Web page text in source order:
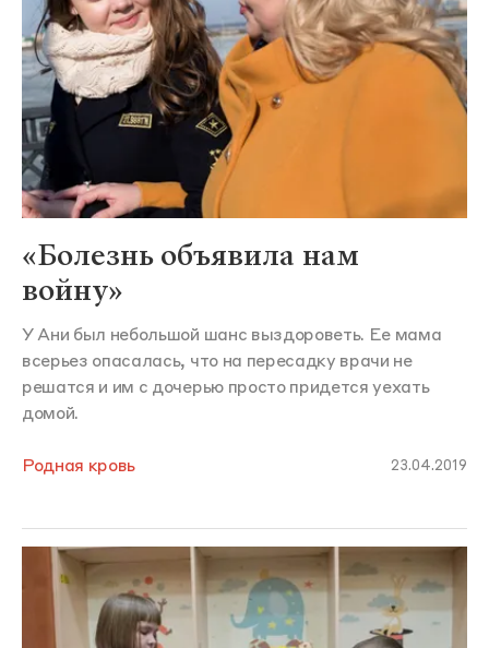
«Болезнь объявила нам
войну»
У Ани был небольшой шанс выздороветь. Ее мама
всерьез опасалась, что на пересадку врачи не
решатся и им с дочерью просто придется уехать
домой.
Родная кровь 23.04.2019